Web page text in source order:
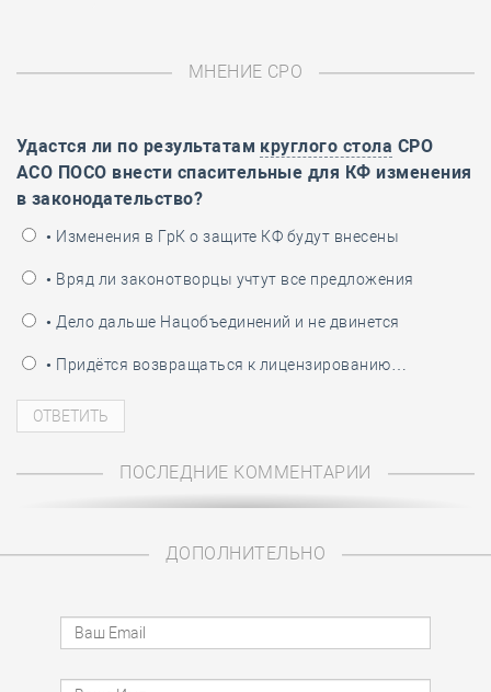
МНЕНИЕ СРО
Удастся ли по результатам круглого стола СРО
АСО ПОСО внести спасительные для КФ изменения
в законодательство?
• Изменения в ГрК о защите КФ будут внесены
• Вряд ли законотворцы учтут все предложения
• Дело дальше Нацобъединений и не двинется
• Придётся возвращаться к лицензированию…
ПОСЛЕДНИЕ КОММЕНТАРИИ
ДОПОЛНИТЕЛЬНО